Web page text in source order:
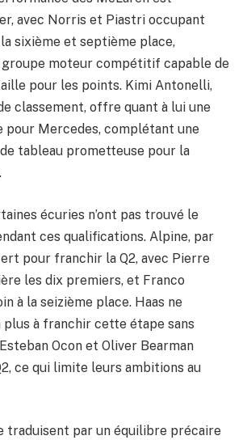
avec Norris et Piastri occupant
sixième et septième place,
groupe moteur compétitif capable de
pour les points. Kimi Antonelli,
classement, offre quant à lui une
pour Mercedes, complétant une
tableau prometteuse pour la
écuries n’ont pas trouvé le
ces qualifications. Alpine, par
pour franchir la Q2, avec Pierre
les dix premiers, et Franco
à la seizième place. Haas ne
plus à franchir cette étape sans
Ocon et Oliver Bearman
ce qui limite leurs ambitions au
traduisent par un équilibre précaire